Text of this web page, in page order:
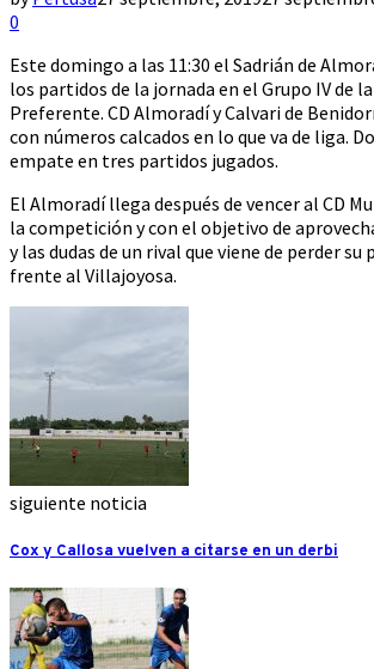
0
Este domingo a las 11:30 el Sadrián de
los partidos de la jornada en el Grupo IV de
Preferente. CD Almoradí y Calvari de
con números calcados en lo que va de liga.
empate en tres partidos jugados.
El Almoradí llega después de vencer al CD
la competición y con el objetivo de
y las dudas de un rival que viene de perder
frente al Villajoyosa.
siguiente noticia
Cox y Callosa vuelven a citarse en un derbi